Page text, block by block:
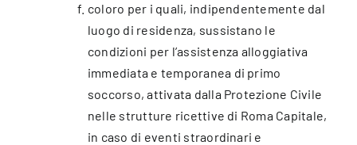
coloro per i quali, indipendentemente dal
luogo di residenza, sussistano le
condizioni per l’assistenza alloggiativa
immediata e temporanea di primo
soccorso, attivata dalla Protezione Civile
nelle strutture ricettive di Roma Capitale,
in caso di eventi straordinari e